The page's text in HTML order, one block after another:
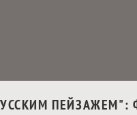
ПЕЙЗАЖЕМ":